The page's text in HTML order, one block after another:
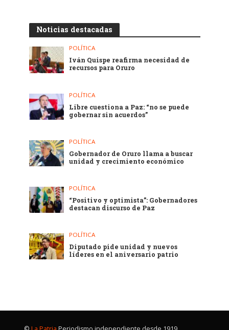
Noticias destacadas
POLÍTICA
Iván Quispe reafirma necesidad de
recursos para Oruro
POLÍTICA
Libre cuestiona a Paz: “no se puede
gobernar sin acuerdos”
POLÍTICA
Gobernador de Oruro llama a buscar
unidad y crecimiento económico
POLÍTICA
“Positivo y optimista”: Gobernadores
destacan discurso de Paz
POLÍTICA
Diputado pide unidad y nuevos
líderes en el aniversario patrio